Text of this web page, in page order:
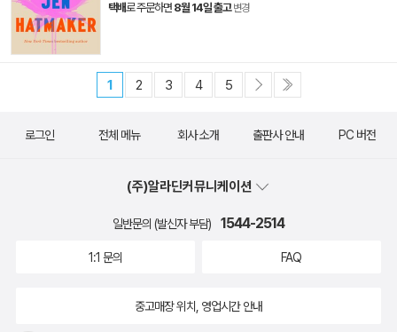
택배로 주문하면 8월 14일 출고 변경
1 2 3 4 5
로그인 전체 메뉴 회사 소개 출판사 안내 PC 버전
(주)알라딘커뮤니케이션
일반문의 (발신자 부담) 1544-2514
1:1 문의 FAQ
중고매장 위치, 영업시간 안내